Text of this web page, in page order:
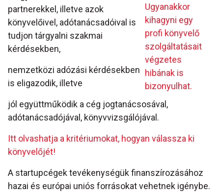
Ugyanakkor
kihagyni egy
profi könyvelő
szolgáltatásait
végzetes
hibának is
bizonyulhat.
partnerekkel, illetve azok
könyvelőivel, adótanácsadóival is
tudjon tárgyalni szakmai
kérdésekben,
nemzetközi adózási kérdésekben
is eligazodik, illetve
jól együttműködik a cég jogtanácsosával,
adótanácsadójával, könyvvizsgálójával.
Itt olvashatja a kritériumokat, hogyan válassza ki
könyvelőjét!
A startupcégek tevékenységük finanszírozásához
hazai és európai uniós forrásokat vehetnek igénybe.